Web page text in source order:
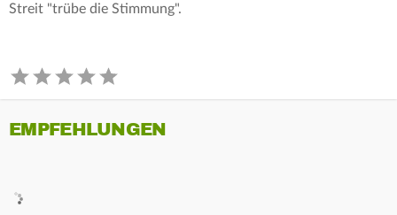
Streit "trübe die Stimmung".
EMPFEHLUNGEN